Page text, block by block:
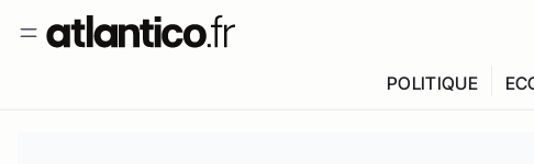
POLITIQUE